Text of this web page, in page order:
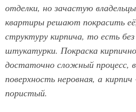
отделки, но зачастую
квартиры решают покрасить
структуру кирпича, то есть без
штукатурки. Покраска
достаточно сложный процесс,
поверхность неровная, а
пористый.